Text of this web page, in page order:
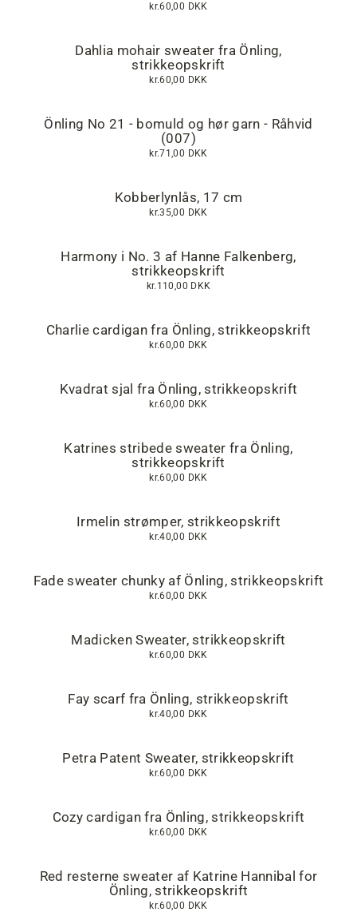
kr.60,00 DKK
Dahlia mohair sweater fra Önling,
strikkeopskrift
kr.60,00 DKK
Önling No 21 - bomuld og hør garn - Råhvid
(007)
kr.71,00 DKK
Kobberlynlås, 17 cm
kr.35,00 DKK
Harmony i No. 3 af Hanne Falkenberg,
strikkeopskrift
kr.110,00 DKK
Charlie cardigan fra Önling, strikkeopskrift
kr.60,00 DKK
Kvadrat sjal fra Önling, strikkeopskrift
kr.60,00 DKK
Katrines stribede sweater fra Önling,
strikkeopskrift
kr.60,00 DKK
Irmelin strømper, strikkeopskrift
kr.40,00 DKK
Fade sweater chunky af Önling, strikkeopskrift
kr.60,00 DKK
Madicken Sweater, strikkeopskrift
kr.60,00 DKK
Fay scarf fra Önling, strikkeopskrift
kr.40,00 DKK
Petra Patent Sweater, strikkeopskrift
kr.60,00 DKK
Cozy cardigan fra Önling, strikkeopskrift
kr.60,00 DKK
Red resterne sweater af Katrine Hannibal for
Önling, strikkeopskrift
kr.60,00 DKK